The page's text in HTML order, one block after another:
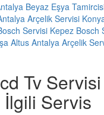
Beyaz Eşya
Arçelik Servisi
Servisi Kepez Bosch
Altus Antalya Arçelik
Tv Servisi
Servis